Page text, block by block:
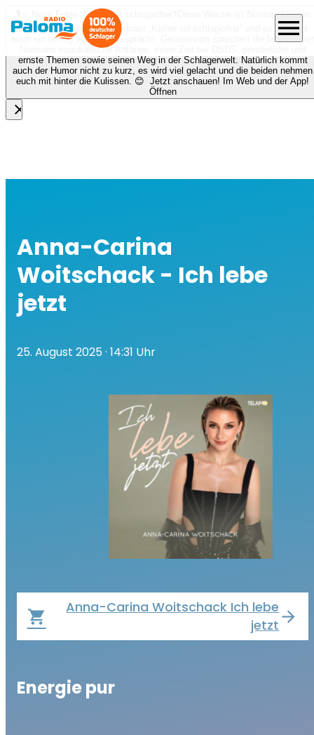
🎙️✨ Neue Folge „Keiner ist schlagerfrei“!
Diese Woche ist Norman Langen
bei Nora zu Gast beim Podcast „Keiner ist schlagerfrei“ und es erwartet
euch ein richtig schönes Gespräch! Gemeinsam sprechen die beiden über
Normans musikalische Anfänge, seine Zeit bei DSDS, persönliche und
ernste Themen sowie seinen Weg in der Schlagerwelt. Natürlich kommt
auch der Humor nicht zu kurz, es wird viel gelacht und die beiden nehmen
euch mit hinter die Kulissen. 😊 Jetzt anschauen! Im Web und der App!
Öffnen
close
menu
Anna-Carina
Woitschack - Ich lebe
jetzt
25. August 2025· 14:31 Uhr
local_grocery_store
Anna-Carina Woitschack Ich lebe
jetzt
Energie pur